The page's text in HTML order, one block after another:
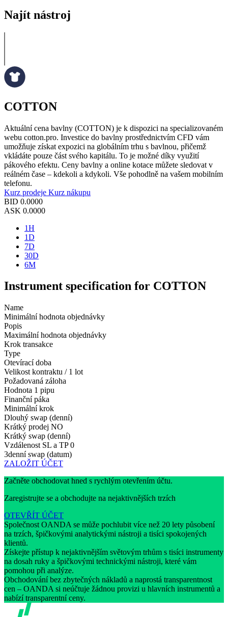
Najít nástroj
COTTON
Aktuální cena bavlny (COTTON) je k dispozici na specializovaném
webu cotton.pro. Investice do bavlny prostřednictvím CFD vám
umožňuje získat expozici na globálním trhu s bavlnou, přičemž
vkládáte pouze část svého kapitálu. To je možné díky využití
pákového efektu. Ceny bavlny a online kotace můžete sledovat v
reálném čase – kdekoli a kdykoli. Vše pohodlně na vašem mobilním
telefonu.
Kurz prodeje Kurz nákupu
BID 0.0000
ASK 0.0000
1H
1D
7D
30D
6M
Instrument specification for COTTON
Name
Minimální hodnota objednávky
Popis
Maximální hodnota objednávky
Krok transakce
Type
Otevírací doba
Velikost kontraktu / 1 lot
Požadovaná záloha
Hodnota 1 pipu
Finanční páka
Minimální krok
Dlouhý swap (denní)
Krátký prodej NO
Krátký swap (denní)
Vzdálenost SL a TP 0
3denní swap (datum)
ZALOŽIT ÚČET
Začněte obchodovat hned s rychlým otevřením účtu.
Zaregistrujte se a obchodujte na nejaktivnějších trzích
OTEVŘÍT ÚČET
Společnost OANDA se může pochlubit více než 20 lety působení
na trzích, špičkovými analytickými nástroji a tisíci spokojených
klientů.
Získejte přístup k nejaktivnějším světovým trhům s tisíci instrumenty
na dosah ruky a špičkovými technickými nástroji, které vám
pomohou při analýze.
Obchodování bez zbytečných nákladů a naprostá transparentnost
cen – OANDA si neúčtuje žádnou provizi u hlavních instrumentů a
nabízí transparentní ceny.